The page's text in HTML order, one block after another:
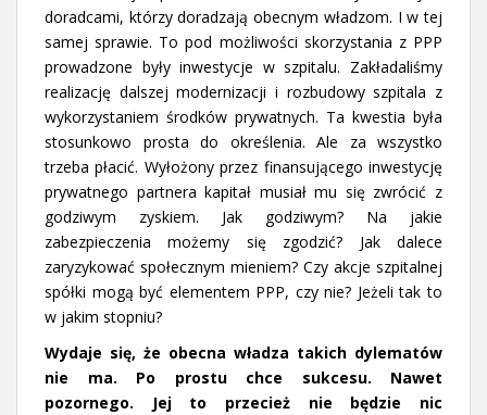
doradcami, którzy doradzają obecnym władzom. I w tej
samej sprawie. To pod możliwości skorzystania z PPP
prowadzone były inwestycje w szpitalu. Zakładaliśmy
realizację dalszej modernizacji i rozbudowy szpitala z
wykorzystaniem środków prywatnych. Ta kwestia była
stosunkowo prosta do określenia. Ale za wszystko
trzeba płacić. Wyłożony przez finansującego inwestycję
prywatnego partnera kapitał musiał mu się zwrócić z
godziwym zyskiem. Jak godziwym? Na jakie
zabezpieczenia możemy się zgodzić? Jak dalece
zaryzykować społecznym mieniem? Czy akcje szpitalnej
spółki mogą być elementem PPP, czy nie? Jeżeli tak to
w jakim stopniu?
Wydaje się, że obecna władza takich dylematów
nie ma. Po prostu chce sukcesu. Nawet
pozornego. Jej to przecież nie będzie nic